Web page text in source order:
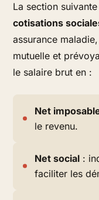
La section
cotisations
assurance
mutuelle et
le salaire brut en :
Net
le revenu.
Net social :
faciliter les